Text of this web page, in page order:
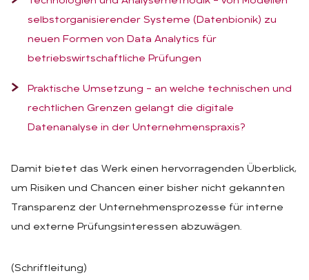
selbstorganisierender Systeme (Datenbionik) zu
neuen Formen von Data Analytics für
betriebswirtschaftliche Prüfungen
Praktische Umsetzung – an welche technischen und
rechtlichen Grenzen gelangt die digitale
Datenanalyse in der Unternehmenspraxis?
Damit bietet das Werk einen hervorragenden Überblick,
um Risiken und Chancen einer bisher nicht gekannten
Transparenz der Unternehmensprozesse für interne
und externe Prüfungsinteressen abzuwägen.
(Schriftleitung)